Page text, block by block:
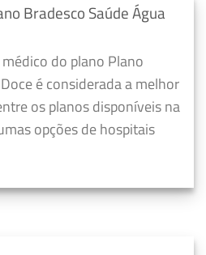
Bradesco Saúde Água
do plano Plano
é considerada a melhor
os planos disponíveis na
opções de hospitais